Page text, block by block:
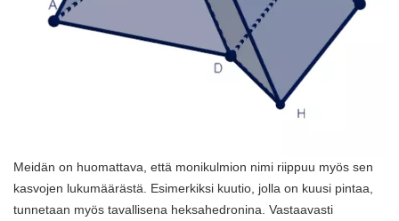
Meidän on huomattava, että monikulmion nimi riippuu myös sen
kasvojen lukumäärästä. Esimerkiksi kuutio, jolla on kuusi pintaa,
tunnetaan myös tavallisena heksahedronina. Vastaavasti